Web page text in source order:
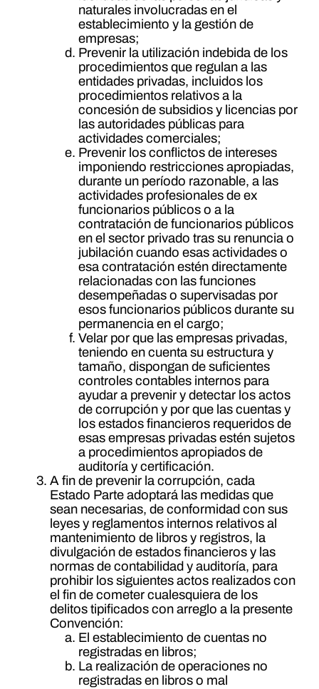
naturales involucradas en el
establecimiento y la gestión de
empresas;
Prevenir la utilización indebida de los
procedimientos que regulan a las
entidades privadas, incluidos los
procedimientos relativos a la
concesión de subsidios y licencias por
las autoridades públicas para
actividades comerciales;
Prevenir los conflictos de intereses
imponiendo restricciones apropiadas,
durante un período razonable, a las
actividades profesionales de ex
funcionarios públicos o a la
contratación de funcionarios públicos
en el sector privado tras su renuncia o
jubilación cuando esas actividades o
esa contratación estén directamente
relacionadas con las funciones
desempeñadas o supervisadas por
esos funcionarios públicos durante su
permanencia en el cargo;
Velar por que las empresas privadas,
teniendo en cuenta su estructura y
tamaño, dispongan de suficientes
controles contables internos para
ayudar a prevenir y detectar los actos
de corrupción y por que las cuentas y
los estados financieros requeridos de
esas empresas privadas estén sujetos
a procedimientos apropiados de
auditoría y certificación.
A fin de prevenir la corrupción, cada
Estado Parte adoptará las medidas que
sean necesarias, de conformidad con sus
leyes y reglamentos internos relativos al
mantenimiento de libros y registros, la
divulgación de estados financieros y las
normas de contabilidad y auditoría, para
prohibir los siguientes actos realizados con
el fin de cometer cualesquiera de los
delitos tipificados con arreglo a la presente
Convención:
El establecimiento de cuentas no
registradas en libros;
La realización de operaciones no
registradas en libros o mal